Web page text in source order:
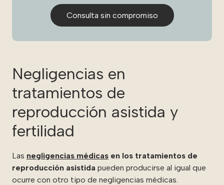
Consulta sin compromiso
Negligencias en
tratamientos de
reproducción asistida y
fertilidad
Las negligencias médicas en los tratamientos de
reproducción asistida pueden producirse al igual que
ocurre con otro tipo de negligencias médicas.